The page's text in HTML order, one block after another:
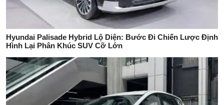
Hyundai Palisade Hybrid Lộ Diện: Bước Đi Chiến Lược Định
Hình Lại Phân Khúc SUV Cỡ Lớn